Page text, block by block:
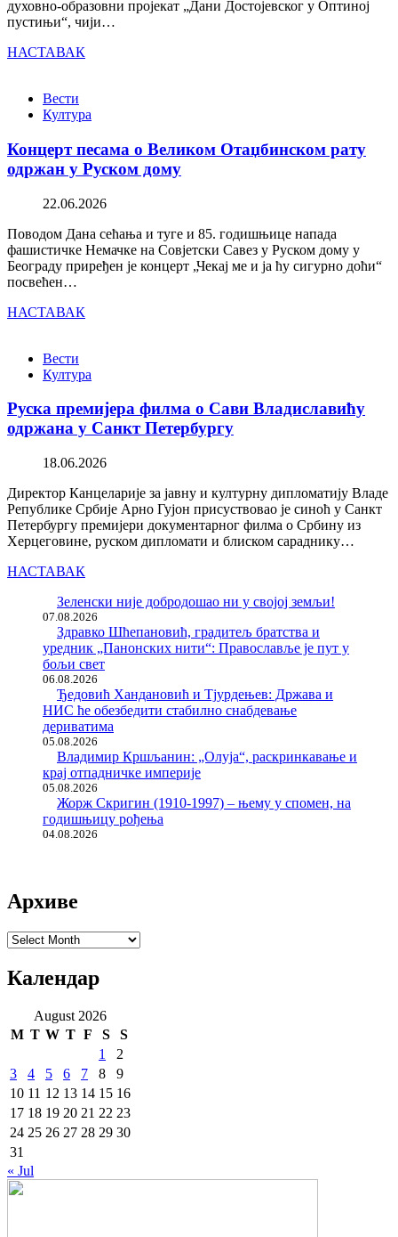
духовно-образовни пројекат „Дани Достојевског у Оптиној
пустињи“, чији…
НАСТАВАК
Вести
Култура
Концерт песама о Великом Отаџбинском рату
одржан у Руском дому
22.06.2026
Поводом Дана сећања и туге и 85. годишњице напада
фашистичке Немачке на Совјетски Савез у Руском дому у
Београду приређен је концерт „Чекај ме и ја ћу сигурно доћи“
посвећен…
НАСТАВАК
Вести
Култура
Руска премијера филма о Сави Владиславићу
одржана у Санкт Петербургу
18.06.2026
Директор Канцеларије за јавну и културну дипломатију Владе
Републике Србије Арно Гујон присуствовао је синоћ у Санкт
Петербургу премијери документарног филма о Србину из
Херцеговине, руском дипломати и блиском сараднику…
НАСТАВАК
Зеленски није добродошао ни у својој земљи!
07.08.2026
Здравко Шћепановић, градитељ братства и
уредник „Панонских нити“: Православље је пут у
бољи свет
06.08.2026
Ђедовић Хандановић и Тјурдењев: Држава и
НИС ће обезбедити стабилно снабдевање
дериватима
05.08.2026
Владимир Кршљанин: „Олуја“, раскринкавање и
крај отпадничке империје
05.08.2026
Жорж Скригин (1910-1997) – њему у спомен, на
годишњицу рођења
04.08.2026
Архиве
Архиве
Календар
August 2026
M T W T F S
S
1
2
3
4 5 6 7 8
9
10 11 12 13 14 15 16
17 18 19 20 21 22 23
24 25 26 27 28 29 30
31
« Jul